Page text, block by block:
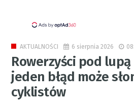
AKTUALNOŚCI 6 sierpnia 2026
Rowerzyści pod
jeden błąd może
cyklistów